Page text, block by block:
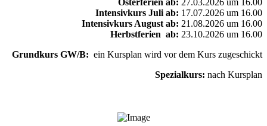
Osterferien ab: 27.03.2026 um 16.00
Intensivkurs Juli ab: 17.07.2026 um 16.00
Intensivkurs August ab: 21.08.2026 um 16.00
Herbstferien ab: 23.10.2026 um 16.00
Grundkurs GW/B: ein Kursplan wird vor dem Kurs zugeschickt
Spezialkurs: nach Kursplan